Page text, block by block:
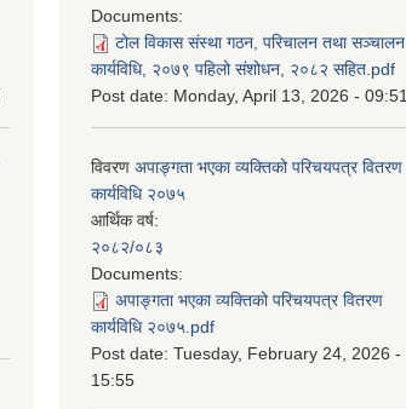
Documents:
टोल विकास संस्था गठन, परिचालन तथा सञ्चालन
कार्यविधि, २०७९ पहिलो संशोधन, २०८२ सहित.pdf
Post date: Monday, April 13, 2026 - 09:51
विवरण अपाङ्गता भएका व्यक्तिको परिचयपत्र वितरण
कार्यविधि २०७५
आर्थिक वर्ष:
२०८२/०८३
Documents:
अपाङ्गता भएका व्यक्तिको परिचयपत्र वितरण
कार्यविधि २०७५.pdf
Post date: Tuesday, February 24, 2026 -
15:55